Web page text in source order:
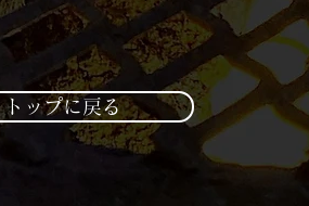
トップに戻る